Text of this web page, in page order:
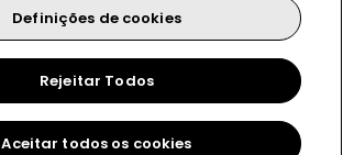
Definições de cookies
Rejeitar Todos
Aceitar todos os cookies